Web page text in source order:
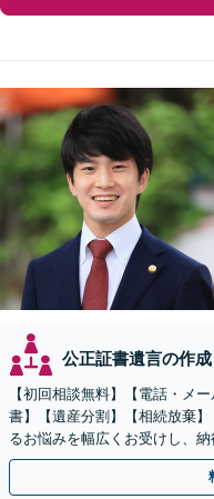
公正証書遺言の作成
【初回相談無料】【電話・メ
書】【遺産分割】【相続放棄
るお悩みを幅広くお受けし、